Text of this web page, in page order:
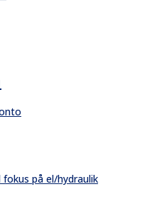
fokus på el/hydraulik